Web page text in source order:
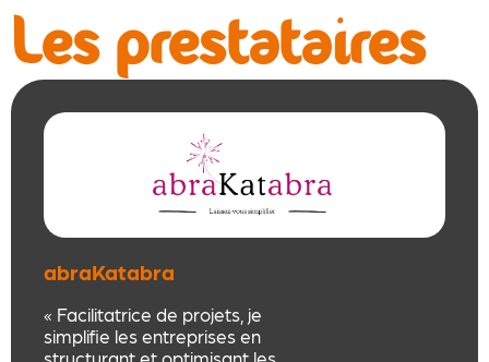
Les prestataires
abraKatabra
« Facilitatrice de projets, je
simplifie les entreprises en
structurant et optimisant les